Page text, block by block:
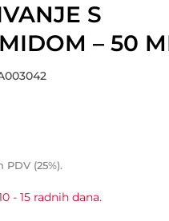
S
– 50
(25%).
- 15 radnih dana.